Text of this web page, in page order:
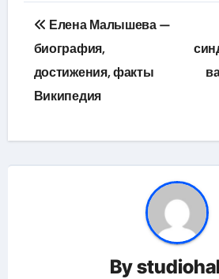
Навигация
по
записям
Елена Малышева —
биография,
достижения, факты
Википедия
By